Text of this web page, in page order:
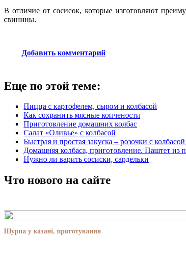
В отличие от сосисок, которые изготовляют
свинины.
Добавить комментарий
Еще по этой теме:
Пицца с картофелем, сыром и колбасой
Как сохранить мясные копчености
Приготовление домашних колбас
Салат «Оливье» с колбасой
Быстрая и простая закуска – розочки с
Домашняя колбаса, приготовление. Паштет из
Нужно ли варить сосиски, сардельки
Что нового на сайте
Шурпа у казані, приготування